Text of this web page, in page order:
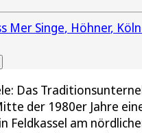
Mer Singe Höhner
Das
der 1980er Jahre
Feldkassel am